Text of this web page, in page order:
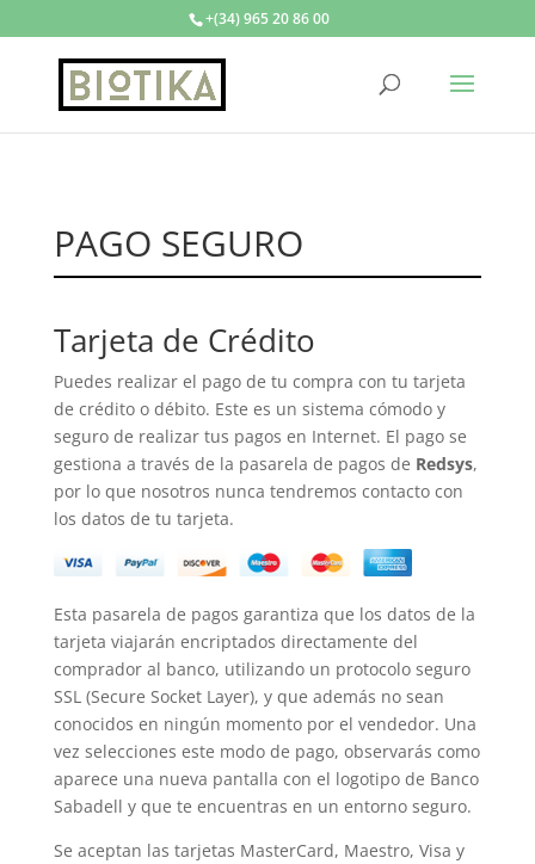
+(34) 965 20 86 00
PAGO SEGURO
Tarjeta de Crédito
Puedes realizar el pago de tu compra con tu tarjeta
de crédito o débito. Este es un sistema cómodo y
seguro de realizar tus pagos en Internet. El pago se
gestiona a través de la pasarela de pagos de Redsys,
por lo que nosotros nunca tendremos contacto con
los datos de tu tarjeta.
Esta pasarela de pagos garantiza que los datos de la
tarjeta viajarán encriptados directamente del
comprador al banco, utilizando un protocolo seguro
SSL (Secure Socket Layer), y que además no sean
conocidos en ningún momento por el vendedor. Una
vez selecciones este modo de pago, observarás como
aparece una nueva pantalla con el logotipo de Banco
Sabadell y que te encuentras en un entorno seguro.
Se aceptan las tarjetas MasterCard, Maestro, Visa y